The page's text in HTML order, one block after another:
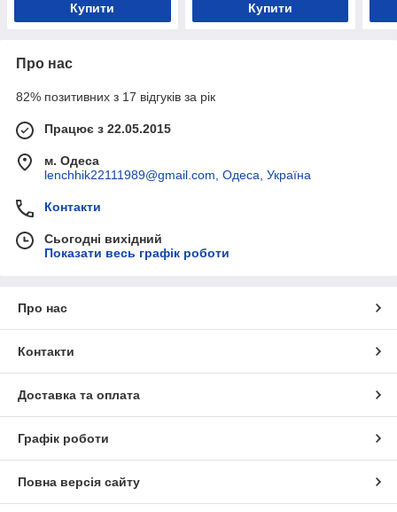
Купити Купити
Про нас
82% позитивних з 17 відгуків за рік
Працює з 22.05.2015
м. Одеса
lenchhik22111989@gmail.com, Одеса, Україна
Контакти
Сьогодні вихідний
Показати весь графік роботи
Про нас
Контакти
Доставка та оплата
Графік роботи
Повна версія сайту